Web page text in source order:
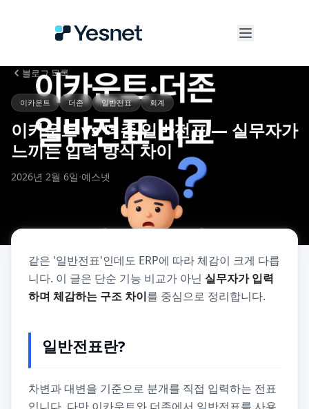
블로그 목록
이카운트 더존 일반전표 회계
이카운트 vs 더존 일반전표 — 실무자가
느끼는 입력 방식 차이
2026년 2월 6일·예스넷
같은 '일반전표'인데도 ERP에 따라 체감이 크게 다릅
니다. 이 글은 단순 기능 비교가 아닌 실무자가 입력
하며 체감하는 구조 차이를 중심으로 정리합니다.
일반전표란?
차변과 대변을 기준으로 분개를 직접 입력하는 전표